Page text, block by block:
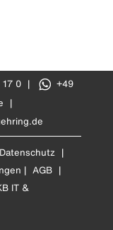
17 0 |
+49
|
Datenschutz |
| AGB |
IT &